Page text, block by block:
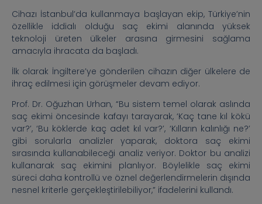
Cihazı İstanbul’da kullanmaya başlayan ekip, Türkiye’nin
özellikle iddialı olduğu saç ekimi alanında yüksek
teknoloji üreten ülkeler arasına girmesini sağlama
amacıyla ihracata da başladı.
İlk olarak İngiltere’ye gönderilen cihazın diğer ülkelere de
ihraç edilmesi için görüşmeler devam ediyor.
Prof. Dr. Oğuzhan Urhan, “Bu sistem temel olarak aslında
saç ekimi öncesinde kafayı tarayarak, ‘Kaç tane kıl kökü
var?’, ‘Bu köklerde kaç adet kıl var?’, ‘Kılların kalınlığı ne?’
gibi sorularla analizler yaparak, doktora saç ekimi
sırasında kullanabileceği analiz veriyor. Doktor bu analizi
kullanarak saç ekimini planlıyor. Böylelikle saç ekimi
süreci daha kontrollü ve öznel değerlendirmelerin dışında
nesnel kriterle gerçekleştirilebiliyor,” ifadelerini kullandı.